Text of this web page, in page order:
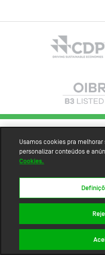
Usamos cookies pra
personalizar conteúdos e
Cookies.